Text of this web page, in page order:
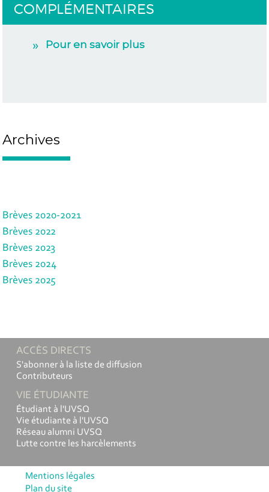
COMPLÉMENTAIRES
Pour en savoir plus
Archives
Brèves 2020-2021
Brèves 2022
Brèves 2023
Brèves 2024
Brèves 2025
ACCÈS DIRECTS
S'abonner à la liste de diffusion
Contributeurs
VIE ÉTUDIANTE
Étudiant à l'UVSQ
Vie étudiante à l'UVSQ
Réseau alumni UVSQ
Lutte contre les harcèlements
Mentions légales
Plan du site